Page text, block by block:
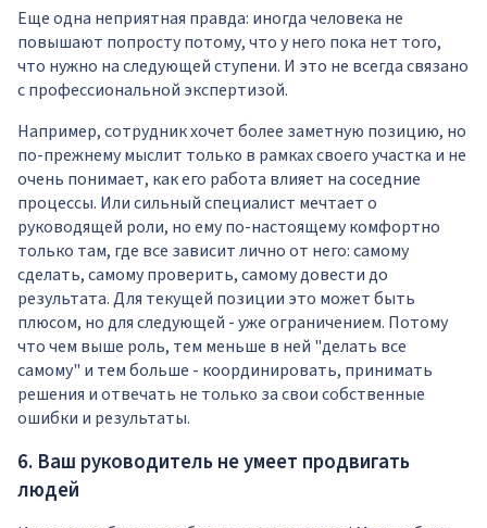
Еще одна неприятная правда: иногда человека не
повышают попросту потому, что у него пока нет того,
что нужно на следующей ступени. И это не всегда связано
с профессиональной экспертизой.
Например, сотрудник хочет более заметную позицию, но
по-прежнему мыслит только в рамках своего участка и не
очень понимает, как его работа влияет на соседние
процессы. Или сильный специалист мечтает о
руководящей роли, но ему по-настоящему комфортно
только там, где все зависит лично от него: самому
сделать, самому проверить, самому довести до
результата. Для текущей позиции это может быть
плюсом, но для следующей - уже ограничением. Потому
что чем выше роль, тем меньше в ней "делать все
самому" и тем больше - координировать, принимать
решения и отвечать не только за свои собственные
ошибки и результаты.
6. Ваш руководитель не умеет продвигать
людей